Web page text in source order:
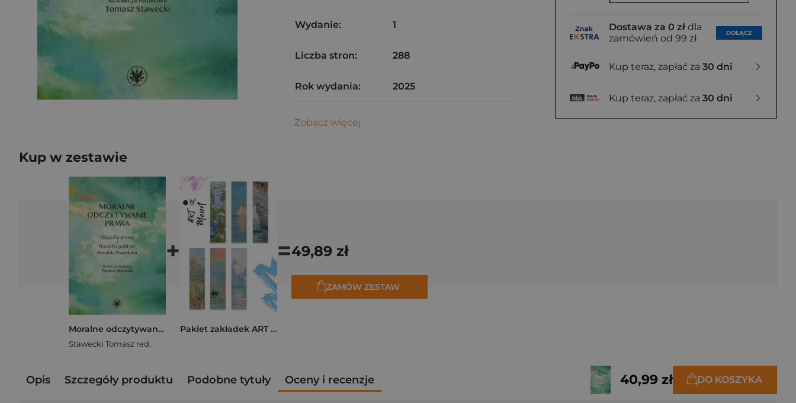
Dostawa za 0 zł dla
zamówień od 99 zł
DOŁĄCZ
Kup teraz, zapłać za 30 dni
Kup teraz, zapłać za 30 dni
Wydanie: 1
Liczba stron: 288
Rok wydania: 2025
Zobacz więcej
Kup w zestawie
Moralne odczytywanie prawa. Filozofia prawa i filozofia polityki Ronalda Dworkina
Stawecki Tomasz red.
+
Pakiet zakładek ART Monet
=49,89 zł
ZAMÓW ZESTAW
Opis Szczegóły produktu Podobne tytuły Oceny i recenzje 40,99 zł DO KOSZYKA